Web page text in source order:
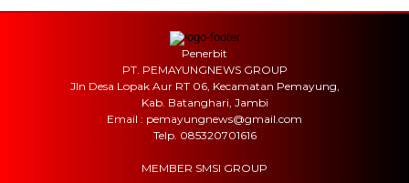
Penerbit
PT. PEMAYUNGNEWS GROUP
Jln Desa Lopak Aur RT 06, Kecamatan Pemayung,
Kab. Batanghari, Jambi
Email : pemayungnews@gmail.com
Telp. 085320701616
MEMBER SMSI GROUP